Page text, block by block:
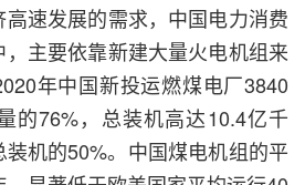
速发展的需求，中国电力消费
主要依靠新建大量火电机组来
年中国新投运燃煤电厂3840
的76%，总装机高达10.4亿千
机的50%。中国煤电机组的平